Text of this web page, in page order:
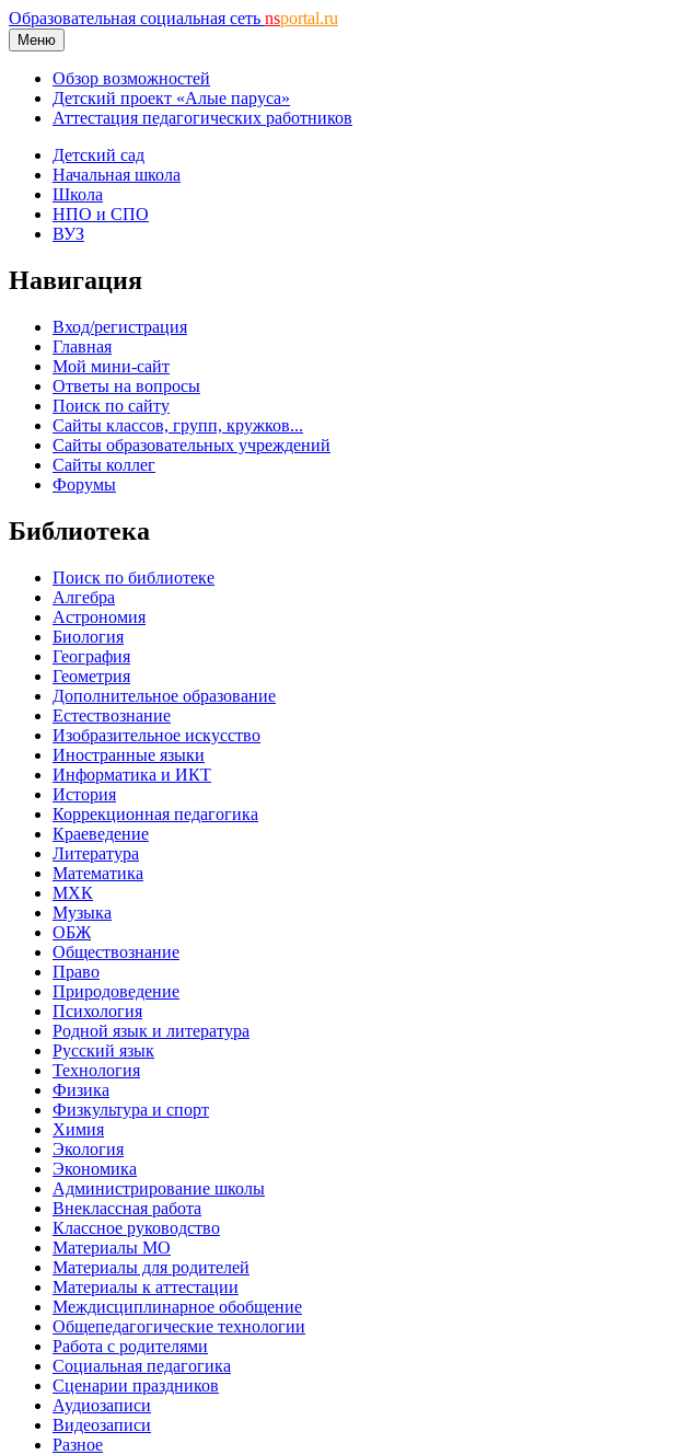
Образовательная социальная сеть nsportal.ru
Меню
Обзор возможностей
Детский проект «Алые паруса»
Аттестация педагогических работников
Детский сад
Начальная школа
Школа
НПО и СПО
ВУЗ
Навигация
Вход/регистрация
Главная
Мой мини-сайт
Ответы на вопросы
Поиск по сайту
Сайты классов, групп, кружков...
Сайты образовательных учреждений
Сайты коллег
Форумы
Библиотека
Поиск по библиотеке
Алгебра
Астрономия
Биология
География
Геометрия
Дополнительное образование
Естествознание
Изобразительное искусство
Иностранные языки
Информатика и ИКТ
История
Коррекционная педагогика
Краеведение
Литература
Математика
МХК
Музыка
ОБЖ
Обществознание
Право
Природоведение
Психология
Родной язык и литература
Русский язык
Технология
Физика
Физкультура и спорт
Химия
Экология
Экономика
Администрирование школы
Внеклассная работа
Классное руководство
Материалы МО
Материалы для родителей
Материалы к аттестации
Междисциплинарное обобщение
Общепедагогические технологии
Работа с родителями
Социальная педагогика
Сценарии праздников
Аудиозаписи
Видеозаписи
Разное